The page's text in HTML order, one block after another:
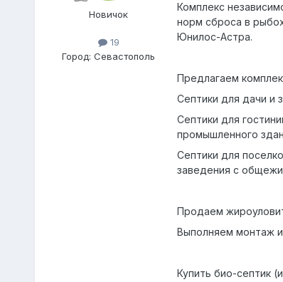
Новичок
19
Город:Севастополь
Комплекс
норм сброса в
Юнилос-Астра.
Предлагаем
Септики для дачи и
Септики для
промышленного
Септики для
заведения с
Продаем
Выполняем монтаж
Купить био-септик